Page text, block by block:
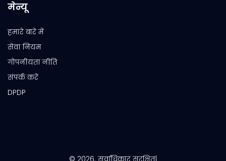
मेन्यू
हमारे बारे में
सेवा नियम
गोपनीयता नीति
संपर्क करें
DPDP